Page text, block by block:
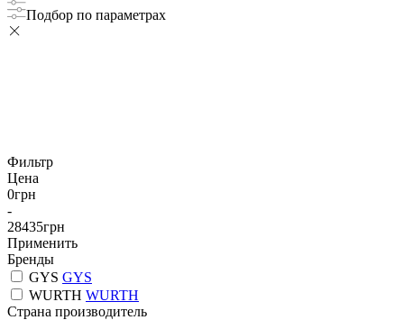
Подбор по параметрах
Фильтр
Цена
0грн
-
28435грн
Применить
Бренды
GYS GYS
WURTH WURTH
Страна производитель